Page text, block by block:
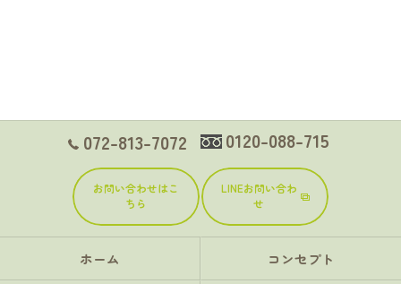
072-813-7072 0120-088-715
お問い合わせはこ
ちら
LINEお問い合わ
せ
ホーム コンセプト